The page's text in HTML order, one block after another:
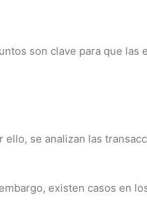
son clave para que las
ello, se analizan las
existen casos en